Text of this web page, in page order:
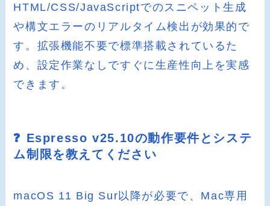
HTML/CSS/JavaScriptでのスニペット生成
や構文エラーのリアルタイム検出が効果的で
す。拡張機能不要で標準搭載されているた
め、設定作業なしですぐに生産性向上を実感
できます。
❓ Espresso v25.10の動作要件とシステ
ム制限を教えてください
macOS 11 Big Sur以降が必要で、Mac専用